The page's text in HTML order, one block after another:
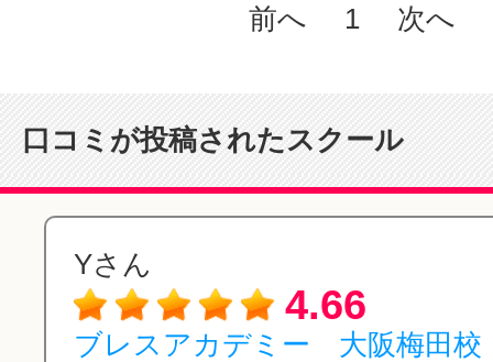
前へ 1 次へ
口コミが投稿されたスクール
Yさん
4.66
ブレスアカデミー 大阪梅田校